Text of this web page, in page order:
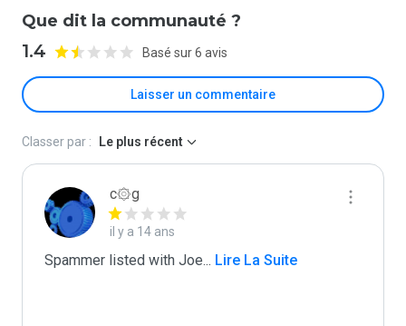
Que dit la communauté ?
1.4 Basé sur 6 avis
Laisser un commentaire
Classer par : Le plus récent
c۞g
il y a 14 ans
Spammer listed with Joe... Lire La Suite